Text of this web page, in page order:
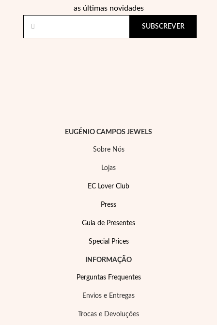
Filigrana
as últimas novidades
SUBSCREVER
EUGÉNIO CAMPOS JEWELS
Sobre Nós
Lojas
EC Lover Club
Press
Guia de Presentes
Special Prices
INFORMAÇÃO
Perguntas Frequentes
Envios e Entregas
Trocas e Devoluções